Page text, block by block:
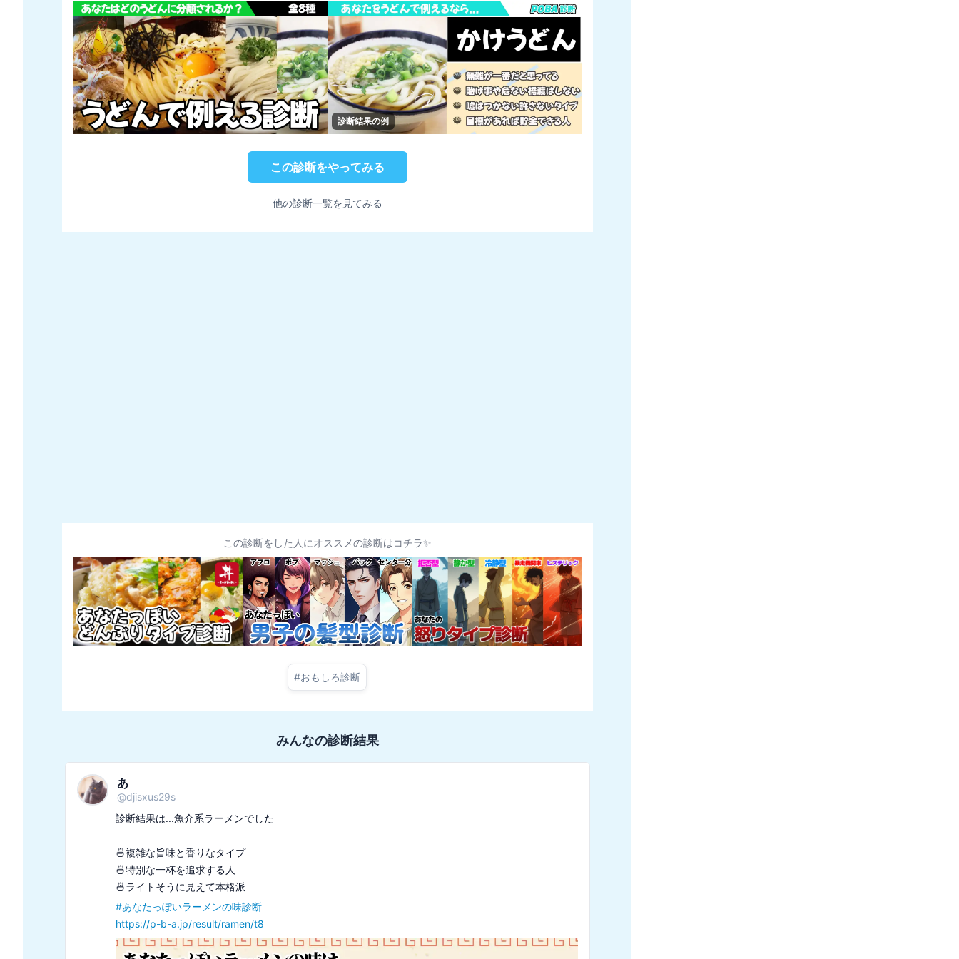
診断結果の例
この診断をやってみる
他の診断一覧を見てみる
この診断をした人にオススメの診断はコチラ✨
#おもしろ診断
みんなの診断結果
あ
@djisxus29s
診断結果は...魚介系ラーメンでした
🍜複雑な旨味と香りなタイプ
🍜特別な一杯を追求する人
#あなたっぽいラーメンの味診断
https://p-b-a.jp/result/ramen/t8